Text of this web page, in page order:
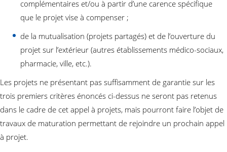
complémentaires et/ou à partir d’une carence spécifique
que le projet vise à compenser ;
de la mutualisation (projets partagés) et de l’ouverture du
projet sur l’extérieur (autres établissements médico-sociaux,
pharmacie, ville, etc.).
Les projets ne présentant pas suffisamment de garantie sur les
trois premiers critères énoncés ci-dessus ne seront pas retenus
dans le cadre de cet appel à projets, mais pourront faire l’objet de
travaux de maturation permettant de rejoindre un prochain appel
à projet.